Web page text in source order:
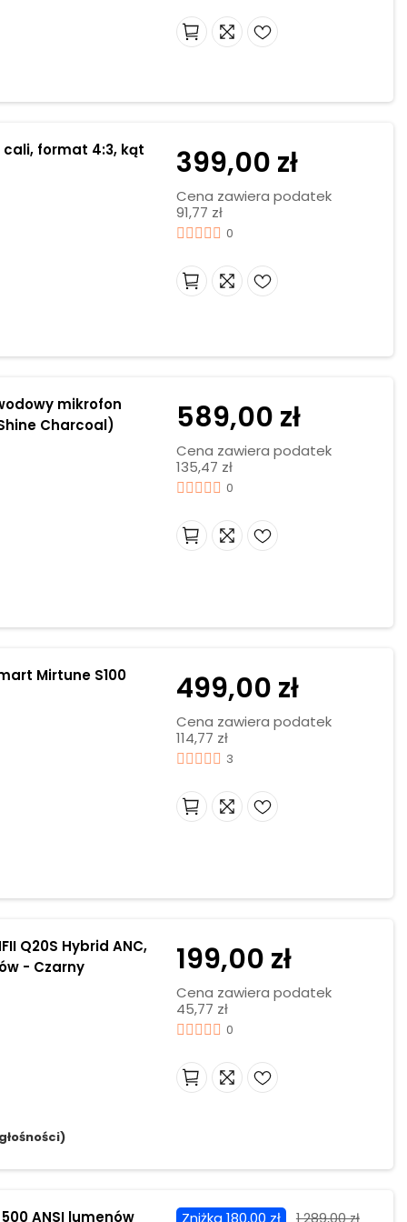
cali, format 4:3, kąt 399,00 zł
Cena zawiera podatek
91,77 zł
0
mikrofon
Charcoal)
589,00 zł
Cena zawiera podatek
135,47 zł
0
Mirtune S100 499,00 zł
Cena zawiera podatek
114,77 zł
3
Q20S Hybrid ANC,
- Czarny
199,00 zł
Cena zawiera podatek
45,77 zł
0
ANSI lumenów Zniżka 180,00 zł